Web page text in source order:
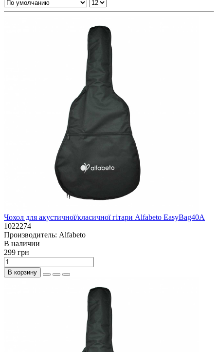
Чохол для акустичної/класичної гітари Alfabeto EasyBag40A
1022274
Производитель: Alfabeto
В наличии
299 грн
В корзину